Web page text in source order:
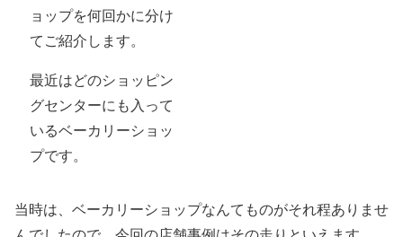
ョップを何回かに分け
てご紹介します。
最近はどのショッピン
グセンターにも入って
いるベーカリーショッ
プです。
当時は、ベーカリーショップなんてものがそれ程ありませ